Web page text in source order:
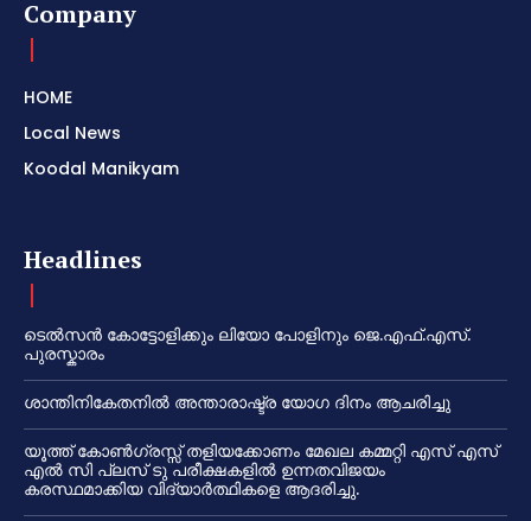
Company
HOME
Local News
Koodal Manikyam
Headlines
ടെൽസൻ കോട്ടോളിക്കും ലിയോ പോളിനും ജെ.എഫ്.എസ്.
പുരസ്കാരം
ശാന്തിനികേതനിൽ അന്താരാഷ്ട്ര യോഗ ദിനം ആചരിച്ചു
യൂത്ത് കോൺഗ്രസ്സ് തളിയക്കോണം മേഖല കമ്മറ്റി എസ് എസ്
എൽ സി പ്ലസ് ടു പരീക്ഷകളിൽ ഉന്നതവിജയം
കരസ്ഥമാക്കിയ വിദ്യാർത്ഥികളെ ആദരിച്ചു.